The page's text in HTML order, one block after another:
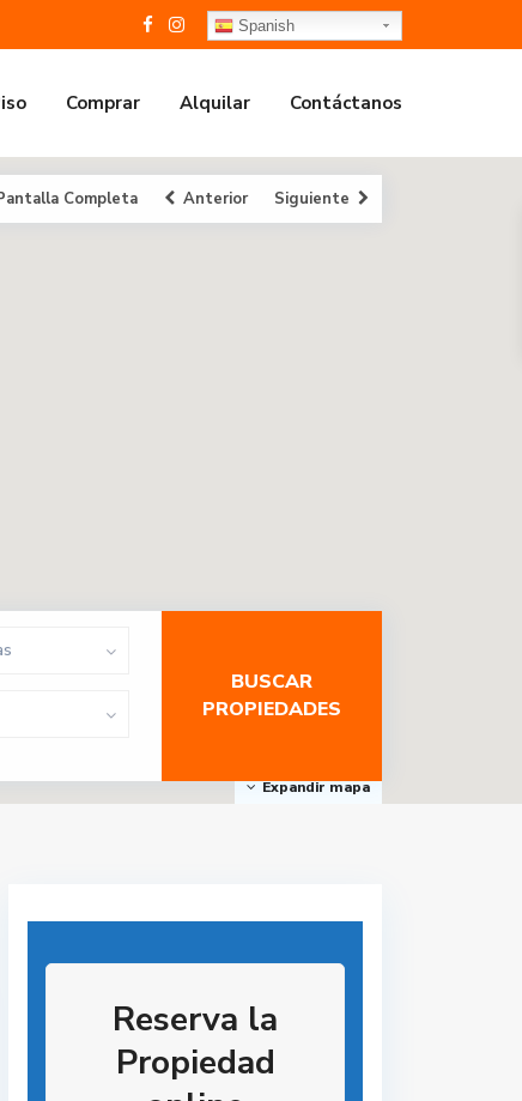
Spanish
Comprar Alquilar Contáctanos
Expandir mapa
Completa Anterior Siguiente
Reserva la
Propiedad